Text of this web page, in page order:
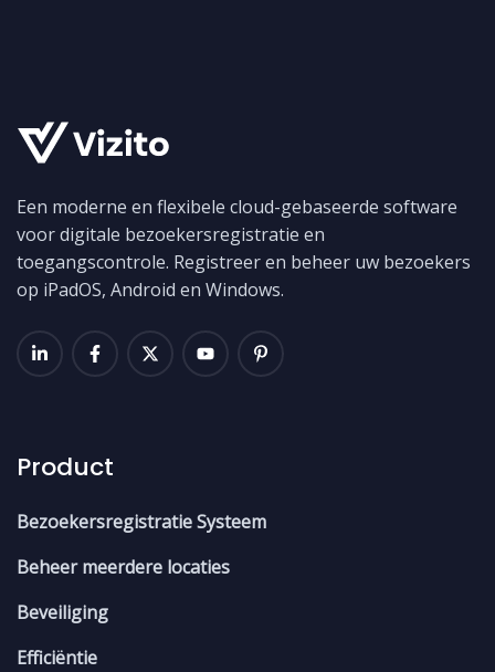
Een moderne en flexibele cloud-gebaseerde software
voor digitale bezoekersregistratie en
toegangscontrole. Registreer en beheer uw bezoekers
op iPadOS, Android en Windows.
Product
Bezoekersregistratie Systeem
Beheer meerdere locaties
Beveiliging
Efficiëntie